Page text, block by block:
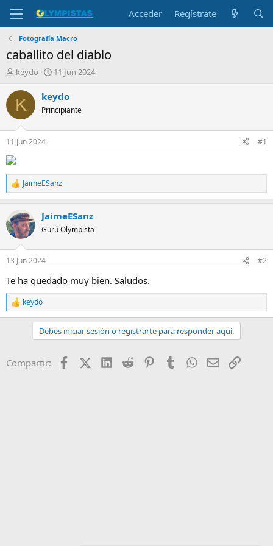
Acceder Regístrate
Fotografía Macro
caballito del diablo
I
i
c
a
d
o
r
e
l
t
e
m
a
keydo
F
c
h
a
i
c
i
o
11 Jun 2024
K keydo
Principiante
11 Jun 2024 #1
R
e
c
c
i
e
:
JaimeESanz
JaimeESanz
Gurú Olympista
13 Jun 2024 #2
Te ha quedado muy bien. Saludos.
R
e
o
keydo
Debes iniciar sesión o registrarte para responder aquí.
Compartir: FacebookX (Twitter)
LinkedIn
Reddit PinterestTumblr WhatsApp
EmailEnlace